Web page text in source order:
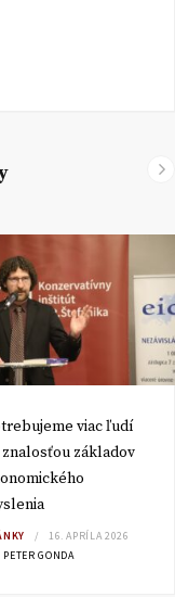
viac ľudí
znalosťou základov
16. APRÍLA 2026
PETER GONDA